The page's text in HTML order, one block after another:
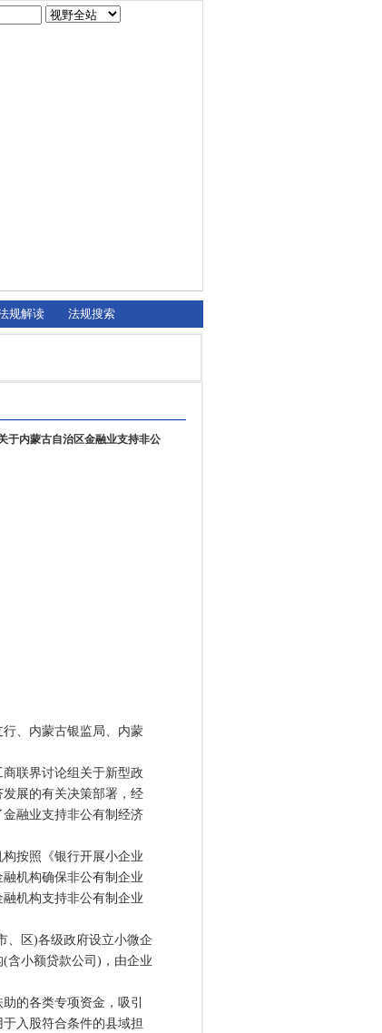
规解读 法规搜索
于内蒙古自治区金融业支持非公
、内蒙古银监局、内蒙
联界讨论组关于新型政
展的有关决策部署，经
融业支持非公有制经济
按照《银行开展小企业
机构确保非公有制企业
机构支持非公有制企业
区)各级政府设立小微企
含小额贷款公司)，由企业
的各类专项资金，吸引
入股符合条件的县域担